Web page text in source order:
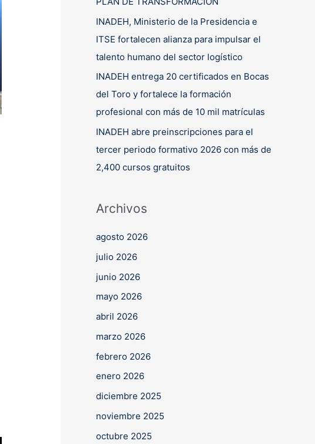
INADEH, Ministerio de la Presidencia e
ITSE fortalecen alianza para impulsar el
talento humano del sector logístico
INADEH entrega 20 certificados en Bocas
del Toro y fortalece la formación
profesional con más de 10 mil matrículas
INADEH abre preinscripciones para el
tercer periodo formativo 2026 con más de
2,400 cursos gratuitos
Archivos
agosto 2026
julio 2026
junio 2026
mayo 2026
abril 2026
marzo 2026
febrero 2026
enero 2026
diciembre 2025
noviembre 2025
octubre 2025